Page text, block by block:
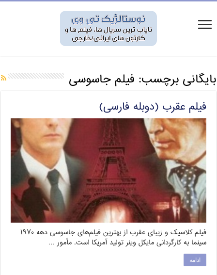
بایگانی برچسب: فیلم جاسوسی
فیلم عقرب (دوبله فارسی)
فیلم کلاسیک و زیبای عقرب از بهترین فیلم‌های جاسوسی دهه ۱۹۷۰
سینما به کارگردانی مایکل وینر تولید آمریکا است. مأمور …
ادامه